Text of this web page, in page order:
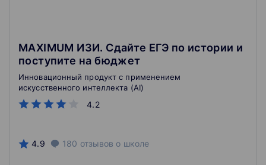
MAXIMUM ИЗИ. Сдайте ЕГЭ по истории и
поступите на бюджет
4.2
Инновационный продукт с применением
искусственного интеллекта (AI)
4.9 180 отзывов о школе